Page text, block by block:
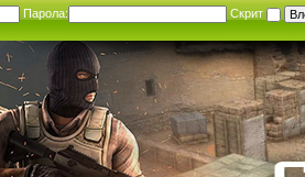
Парола: Скрит